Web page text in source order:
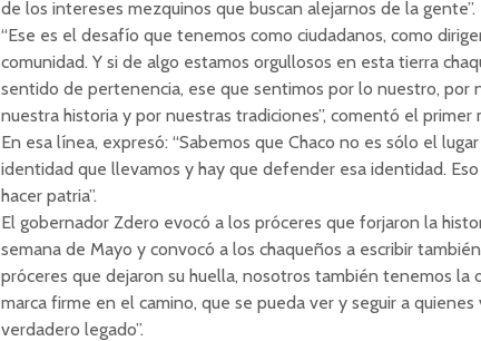
de los intereses mezquinos que buscan alejarnos de la gente”.
“Ese es el desafío que tenemos como ciudadanos, como
comunidad. Y si de algo estamos orgullosos en esta tierra
sentido de pertenencia, ese que sentimos por lo nuestro, por
nuestra historia y por nuestras tradiciones”, comentó el primer
En esa línea, expresó: “Sabemos que Chaco no es sólo el
identidad que llevamos y hay que defender esa identidad.
hacer patria”.
El gobernador Zdero evocó a los próceres que forjaron la
semana de Mayo y convocó a los chaqueños a escribir
próceres que dejaron su huella, nosotros también tenemos la
marca firme en el camino, que se pueda ver y seguir a
verdadero legado”.